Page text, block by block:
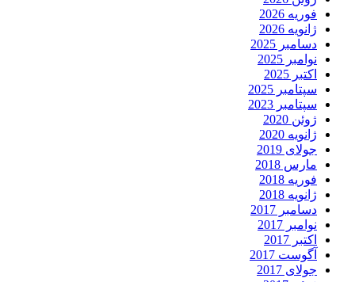
فوریه 2026
ژانویه 2026
دسامبر 2025
نوامبر 2025
اکتبر 2025
سپتامبر 2025
سپتامبر 2023
ژوئن 2020
ژانویه 2020
جولای 2019
مارس 2018
فوریه 2018
ژانویه 2018
دسامبر 2017
نوامبر 2017
اکتبر 2017
آگوست 2017
جولای 2017